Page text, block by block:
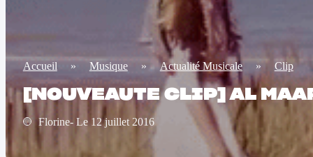
Accueil » Musique » Actualité Musicale » Clip
[NOUVEAUTE CLIP] AL
Florine- Le 12 juillet 2016